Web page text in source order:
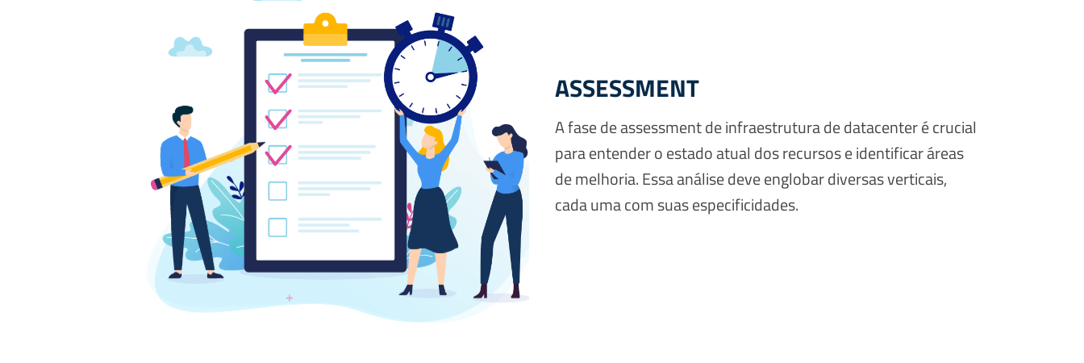
ASSESSMENT
A fase de assessment de infraestrutura de datacenter é crucial
para entender o estado atual dos recursos e identificar áreas
de melhoria. Essa análise deve englobar diversas verticais,
cada uma com suas especificidades.